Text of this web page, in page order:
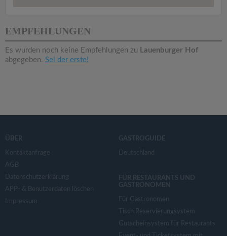
EMPFEHLUNGEN
Es wurden noch keine Empfehlungen zu Lauenburger Hof
abgegeben. Sei der erste!
ÜBER
Kontaktanfrage
AGB
Datenschutzerklärung
APP- & Benutzerdaten löschen
Impressum
GASTROGUIDE
Deutschland
FÜR RESTAURANTS UND
GASTRONOMEN
Für Gastronomen
Tisch Reservierungsystem
Gutscheinsystem für Restaurants
i
g
t